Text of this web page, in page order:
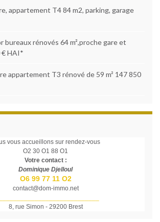
appartement T4 84 m2, parking, garage
bureaux rénovés 64 m²,proche gare et
€ HAI*
appartement T3 rénové de 59 m² 147 850
vous accueillons sur rendez-vous
O2 30 O1 88 O1
Votre contact :
Dominique Djelloul
O6 99 77 11 O2
contact@dom-immo.net
8, rue Simon - 29200 Brest